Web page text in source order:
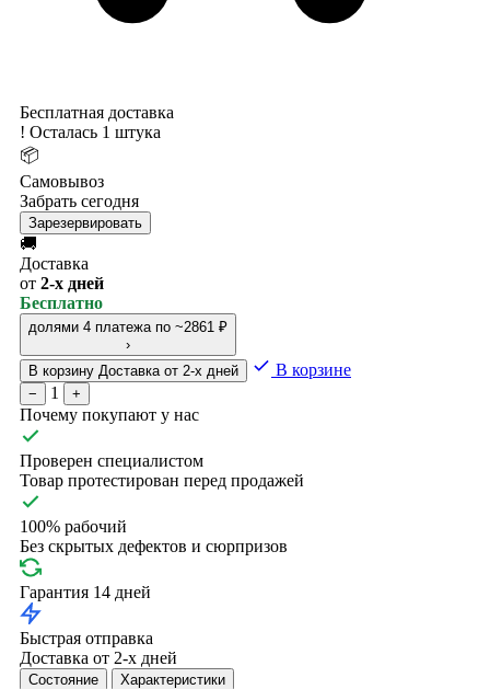
Бесплатная доставка
! Осталась 1 штука
📦
Самовывоз
Забрать сегодня
Зарезервировать
🚚
Доставка
от 2-х дней
Бесплатно
долями 4 платежа по ~2861 ₽
›
В корзину Доставка от 2-х дней В корзине
− 1 +
Почему покупают у нас
Проверен специалистом
Товар протестирован перед продажей
100% рабочий
Без скрытых дефектов и сюрпризов
Гарантия 14 дней
Быстрая отправка
Доставка от 2-х дней
Состояние Характеристики